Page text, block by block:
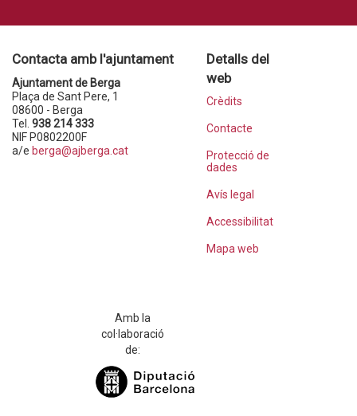
Contacta amb l'ajuntament
Ajuntament de Berga
Plaça de Sant Pere, 1
08600 - Berga
Tel. 938 214 333
NIF P0802200F
a/e berga@ajberga.cat
Detalls del
web
Crèdits
Contacte
Protecció de
dades
Avís legal
Accessibilitat
Mapa web
Amb la
col·laboració
de: